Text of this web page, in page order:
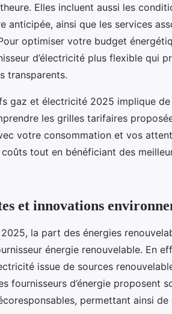
Elles incluent aussi les
anticipée, ainsi que les services
optimiser votre budget
d’électricité plus flexible qui
transparents.
gaz et électricité 2025 implique
les grilles tarifaires
votre consommation et vos
tout en bénéficiant des
et innovations
la part des énergies
énergie renouvelable. En
issue de sources
fournisseurs d’énergie proposent
permettant ainsi de